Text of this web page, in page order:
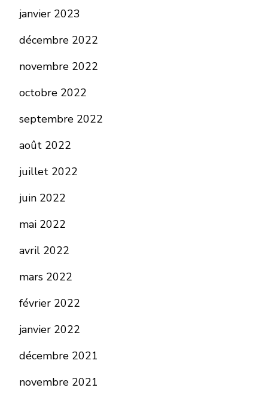
janvier 2023
décembre 2022
novembre 2022
octobre 2022
septembre 2022
août 2022
juillet 2022
juin 2022
mai 2022
avril 2022
mars 2022
février 2022
janvier 2022
décembre 2021
novembre 2021